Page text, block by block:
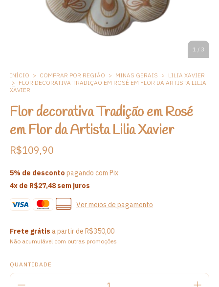
1 / 3
INÍCIO > COMPRAR POR REGIÃO > MINAS GERAIS > LILIA XAVIER
> FLOR DECORATIVA TRADIÇÃO EM ROSÉ EM FLOR DA ARTISTA LILIA
XAVIER
Flor decorativa Tradição em Rosé
em Flor da Artista Lilia Xavier
R$109,90
5% de desconto pagando com Pix
4x de R$27,48sem juros
Ver meios de pagamento
Frete grátis a partir de R$350,00
Não acumulável com outras promoções
QUANTIDADE